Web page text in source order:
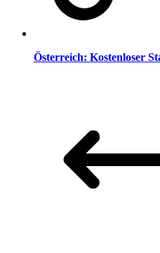
Österreich: Kostenloser